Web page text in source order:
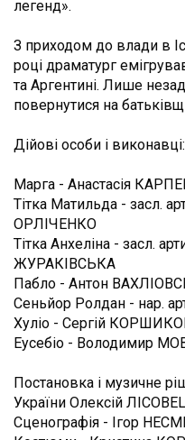
легенд».
З приходом до влади в
році драматург
та Аргентині. Лише
повернутися на
Дійові особи і виконавці:
Марга - Анастасія
Тітка Матильда - засл.
ОРЛІЧЕНКО
Тітка Анхеліна - засл.
ЖУРАКІВСЬКА
Пабло - Антон
Сеньйор Ролдан - нар.
Хуліо - Сергій
Еусебіо - Володимир
Постановка і музичне
України Олексій
Сценографія - Ігор